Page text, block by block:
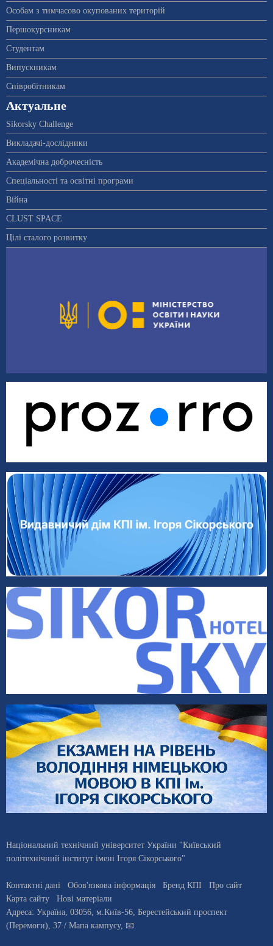
Особам з тимчасово окупованих територій
Першокурсникам
Студентам
Випускникам
Співробітникам
Актуальне
Sikorsky Challenge
Викладачі-дослідники
Академічна доброчесність
Спеціальності та освітні програми
Війна
CLUST SPACE
Цілі сталого розвитку
Національний технічний університет України "Київський
політехнічний інститут імені Ігоря Сікорського"
Контактні дані Обов'язкова інформація Бренд КПІ
Про сайт
Карта сайту
Нові матеріали
Адреса: Україна 03056 , м. Київ-56, Берестейський проспект
(Перемоги), 37 / Мапа кампусу, 📧